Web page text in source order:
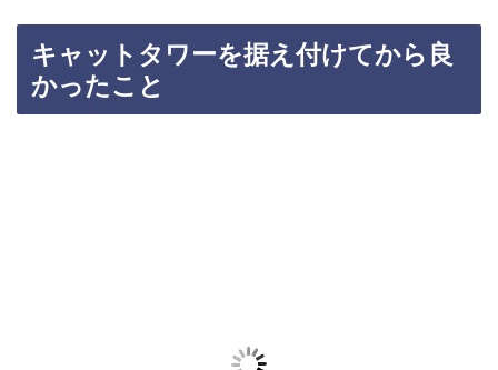
キャットタワーを据え付けてから良
かったこと